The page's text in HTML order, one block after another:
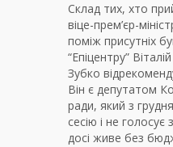
Склад тих, хто
віце-прем’єр-
поміж присутніх
“Епіцентру”
Зубко
Він є депутатом
ради, який з
сесію і не
досі живе без